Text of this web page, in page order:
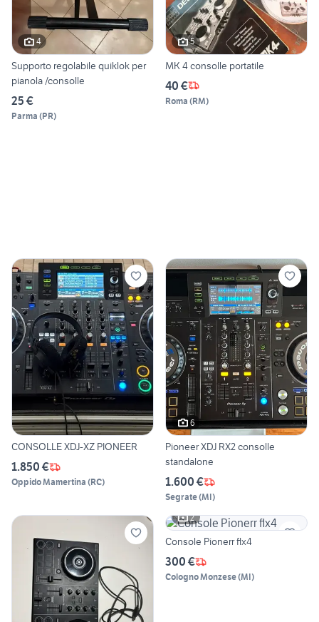
4
Supporto regolabile quiklok per
pianola /consolle
25 €
Parma (PR)
5
MK 4 consolle portatile
40 €
Roma (RM)
CONSOLLE XDJ-XZ PIONEER
1.850 €
Oppido Mamertina (RC)
6
Pioneer XDJ RX2 consolle
standalone
1.600 €
Segrate(MI)
2
Console Pionerr flx4
300 €
Cologno Monzese(MI)